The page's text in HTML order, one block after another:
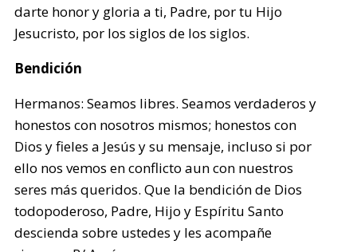
darte honor y gloria a ti, Padre, por tu Hijo
Jesucristo, por los siglos de los siglos.
Bendición
Hermanos: Seamos libres. Seamos verdaderos y
honestos con nosotros mismos; honestos con
Dios y fieles a Jesús y su mensaje, incluso si por
ello nos vemos en conflicto aun con nuestros
seres más queridos. Que la bendición de Dios
todopoderoso, Padre, Hijo y Espíritu Santo
descienda sobre ustedes y les acompañe